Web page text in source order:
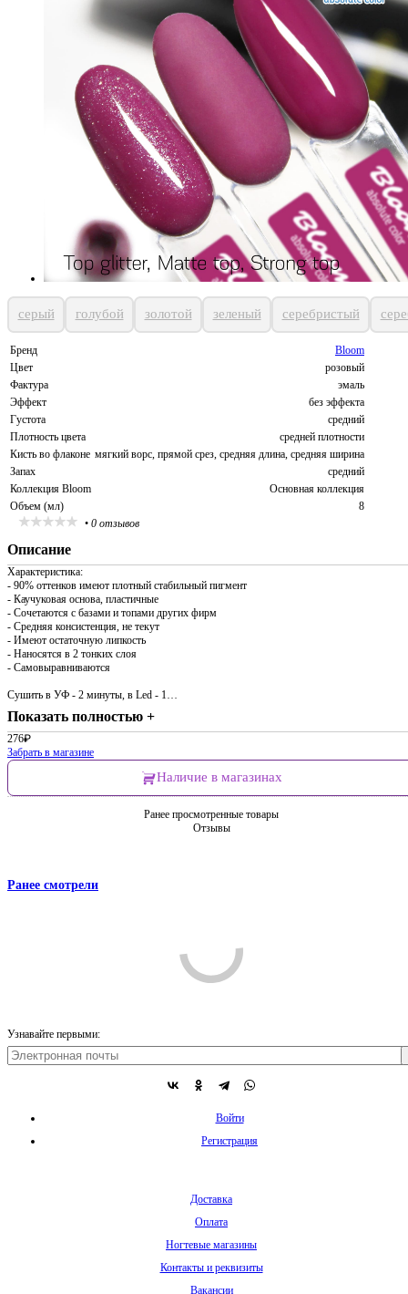
серый голубой золотой зеленый серебристый
Бренд
Bloom
Цвет
розовый
Фактура
эмаль
Эффект
без эффекта
Густота
средний
Плотность цвета
средней плотности
Кисть во флаконе мягкий ворс, прямой срез, средняя длина, средняя ширина
Запах
средний
Коллекция Bloom
Основная коллекция
Объем (мл)
8
• 0 отзывов
Описание
Характеристика:
- 90% оттенков имеют плотный стабильный пигмент
- Каучуковая основа, пластичные
- Сочетаются с базами и топами других фирм
- Средняя консистенция, не текут
- Имеют остаточную липкость
- Наносятся в 2 тонких слоя
- Самовыравниваются
Сушить в УФ - 2 минуты, в Led - 1…
Показать полностью +
276₽
Забрать в магазине
Наличие в магазинах
Ранее просмотренные товары
Отзывы
Ранее смотрели
Доставка
Оплата
Вакансии
8 800 2222-6-44